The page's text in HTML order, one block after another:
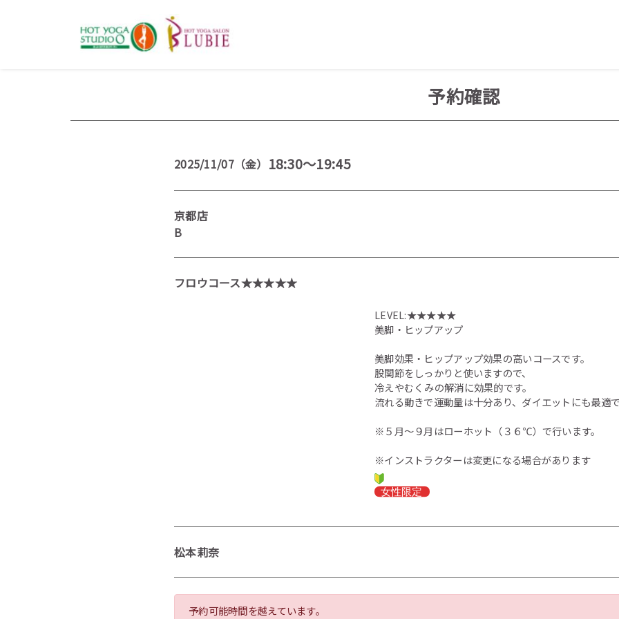
予約確認
2025/11/07（金） 18:30～19:45
京都店
B
フロウコース★★★★★
LEVEL:★★★★★
美脚・ヒップアップ
美脚効果・ヒップアップ効果の高いコースです。
股関節をしっかりと使いますので、
冷えやむくみの解消に効果的です。
流れる動きで運動量は十分あり、ダイエットにも最適
※５月～９月はローホット（３６℃）で行います。
※インストラクターは変更になる場合があります
松本莉奈
予約可能時間を越えています。